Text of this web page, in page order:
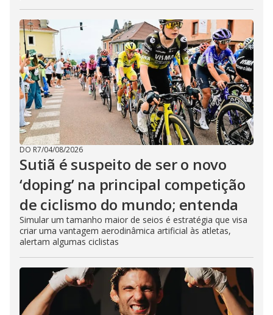
DO R7/04/08/2026
Sutiã é suspeito de ser o novo
‘doping’ na principal competição
de ciclismo do mundo; entenda
Simular um tamanho maior de seios é estratégia que visa
criar uma vantagem aerodinâmica artificial às atletas,
alertam algumas ciclistas